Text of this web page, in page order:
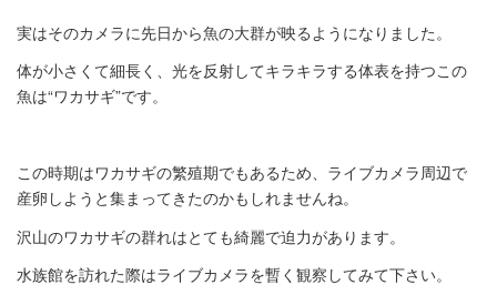
実はそのカメラに先日から魚の大群が映るようになりました。
体が小さくて細長く、光を反射してキラキラする体表を持つこの
魚は“ワカサギ”です。
この時期はワカサギの繁殖期でもあるため、ライブカメラ周辺で
産卵しようと集まってきたのかもしれませんね。
沢山のワカサギの群れはとても綺麗で迫力があります。
水族館を訪れた際はライブカメラを暫く観察してみて下さい。